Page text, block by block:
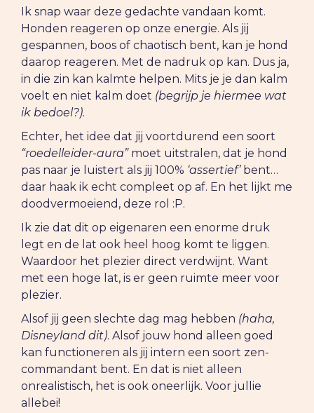
Ik snap waar deze gedachte vandaan komt.
Honden reageren op onze energie. Als jij
gespannen, boos of chaotisch bent, kan je hond
daarop reageren. Met de nadruk op kan. Dus ja,
in die zin kan kalmte helpen. Mits je je dan kalm
voelt en niet kalm doet (begrijp je hiermee wat
ik bedoel?).
Echter, het idee dat jij voortdurend een soort
“roedelleider-aura”moet uitstralen, dat je hond
pas naar je luistert als jij 100% ‘assertief’bent…
daar haak ik echt compleet op af. En het lijkt me
doodvermoeiend, deze rol :P.
Ik zie dat dit op eigenaren een enorme druk
legt en de lat ook heel hoog komt te liggen.
Waardoor het plezier direct verdwijnt. Want
met een hoge lat, is er geen ruimte meer voor
plezier.
Alsof jij geen slechte dag mag hebben (haha,
Disneyland dit). Alsof jouw hond alleen goed
kan functioneren als jij intern een soort zen-
commandant bent. En dat is niet alleen
onrealistisch, het is ook oneerlijk. Voor jullie
allebei!